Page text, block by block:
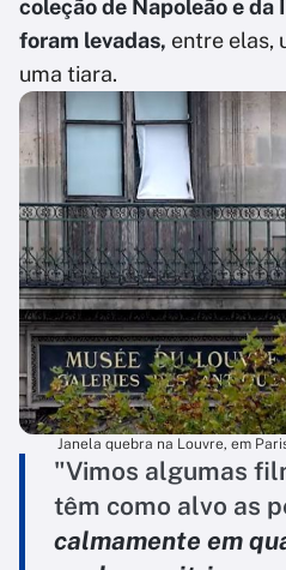
coleção de Napoleão e
foram levadas, entre elas,
uma tiara.
Janela quebra na Louvre, em
"Vimos algumas
têm como alvo as
calmamente em